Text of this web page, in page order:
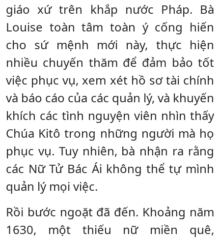
giáo xứ trên khắp nước Pháp. Bà
Louise toàn tâm toàn ý cống hiến
cho sứ mệnh mới này, thực hiện
nhiều chuyến thăm để đảm bảo tốt
việc phục vụ, xem xét hồ sơ tài chính
và báo cáo của các quản lý, và khuyến
khích các tình nguyện viên nhìn thấy
Chúa Kitô trong những người mà họ
phục vụ. Tuy nhiên, bà nhận ra rằng
các Nữ Tử Bác Ái không thể tự mình
quản lý mọi việc.
Rồi bước ngoặt đã đến. Khoảng năm
1630, một thiếu nữ miền quê,